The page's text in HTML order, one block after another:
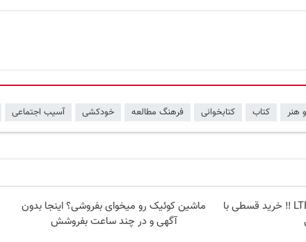
هنر کتاب کتابخوانی فرهنگ مطالعه خودکشی آسیب اجتماعی
جشنواره فروش مودم های LTE ‼️ خرید قسطی با
ماشین کوئیک رو میخوای بفروشی؟ اینجا بدون
آگهی و در چند ساعت بفروشش